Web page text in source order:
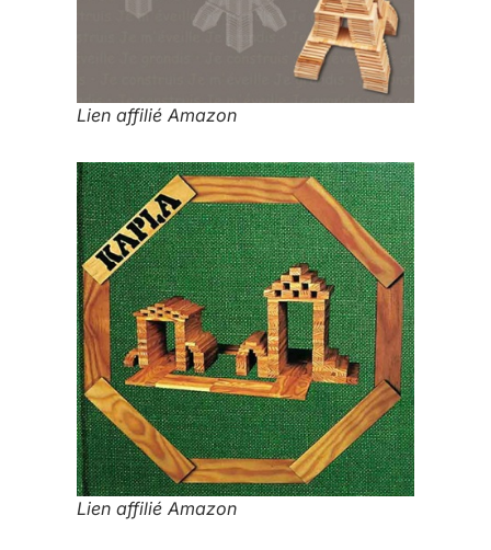
Lien affilié Amazon
Lien affilié Amazon